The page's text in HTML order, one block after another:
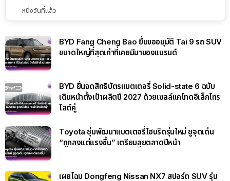
หนึ่งวันที่แล้ว
BYD Fang Cheng Bao ยื่นขออนุมัติ Tai 9 รถ SUV
ขนาดใหญ่ที่สุดเท่าที่เคยมีมาของแบรนด์
BYD ยื่นจดสิทธิบัตรแบตเตอรี่ Solid-state 6 ฉบับ
เดินหน้าตั้งเป้าผลิตปี 2027 ด้วยเซลล์แคโทดอิเล็กโทร
ไลต์คู่
Toyota ซุ่มพัฒนาแบตเตอรี่ไฮบริดรุ่นใหม่ ชูจุดเด่น
“ถูกลงแต่แรงขึ้น” เตรียมลุยตลาดปีหน้า
เผยโฉม Dongfeng Nissan NX7 สปอร์ต SUV รุ่น